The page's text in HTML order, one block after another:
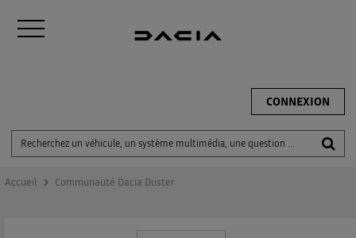
CONNEXION
Accueil Communauté Dacia Duster